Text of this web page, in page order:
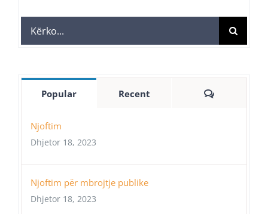
Search
for:
Popular Recent Comments
Njoftim
Dhjetor 18, 2023
Njoftim për mbrojtje publike
Dhjetor 18, 2023